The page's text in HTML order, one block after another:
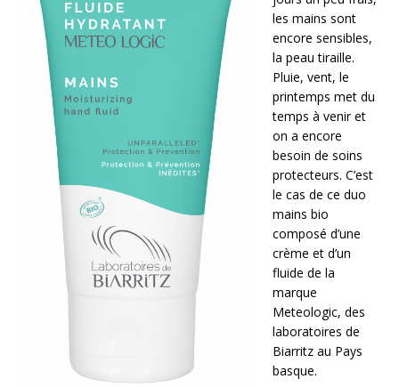
les mains sont
encore sensibles,
la peau tiraille.
Pluie, vent, le
printemps met du
temps à venir et
on a encore
besoin de soins
protecteurs. C’est
le cas de ce duo
mains bio
composé d’une
crème et d’un
fluide de la
marque
Meteologic, des
laboratoires de
Biarritz au Pays
basque.